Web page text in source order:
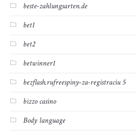
beste-zahlungsarten.de
bet1
bet2
betwinner1
bezflash.rufreespiny-za-registraciu 5
bizzo casino
Body language